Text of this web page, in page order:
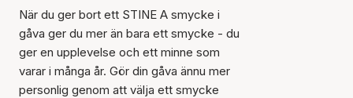
När du ger bort ett STINE A smycke i
gåva ger du mer än bara ett smycke - du
ger en upplevelse och ett minne som
varar i många år. Gör din gåva ännu mer
personlig genom att välja ett smycke